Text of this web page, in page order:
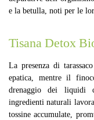
e la betulla, noti per le
Tisana Detox
La presenza di
epatica, mentre il
drenaggio dei liquidi
ingredienti naturali
tossine accumulate,